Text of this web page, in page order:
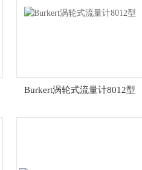
Burkert涡轮式流量计8012型